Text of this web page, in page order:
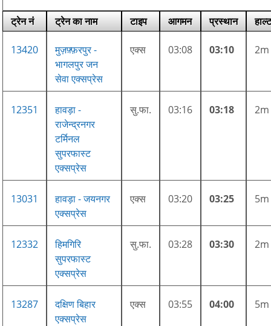
ट्रेन नं ट्रेन का नाम टाइप आगमन प्रस्थान
13420
मुज़फ़्फ़रपुर -
भागलपुर जन
सेवा एक्सप्रेस
एक्स 03:08 03:10 2m
12351
हावड़ा -
राजेन्द्रनगर
टर्मिनल
सुपरफास्ट
एक्सप्रेस
सु.फा. 03:16 03:18 2m
13031
हावड़ा - जयनगर
एक्सप्रेस
एक्स 03:20 03:25 5m
12332
हिमगिरि
सुपरफास्ट
एक्सप्रेस
सु.फा. 03:28 03:30 2m
13287
दक्षिण बिहार
एक्सप्रेस
एक्स 03:55 04:00 5m